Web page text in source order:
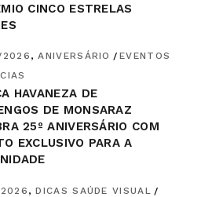
CINCO ESTRELAS
ANIVERSÁRIO
EVENTOS
HAVANEZA DE
DE MONSARAZ
25º ANIVERSÁRIO COM
EXCLUSIVO PARA A
DICAS SAÚDE VISUAL